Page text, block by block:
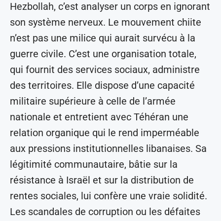
Hezbollah, c’est analyser un corps en ignorant
son système nerveux. Le mouvement chiite
n’est pas une milice qui aurait survécu à la
guerre civile. C’est une organisation totale,
qui fournit des services sociaux, administre
des territoires. Elle dispose d’une capacité
militaire supérieure à celle de l’armée
nationale et entretient avec Téhéran une
relation organique qui le rend imperméable
aux pressions institutionnelles libanaises. Sa
légitimité communautaire, bâtie sur la
résistance à Israël et sur la distribution de
rentes sociales, lui confère une vraie solidité.
Les scandales de corruption ou les défaites